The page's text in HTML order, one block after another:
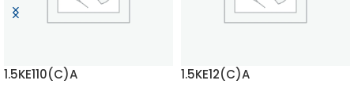
1.5KE110(C)A 1.5KE12(C)A